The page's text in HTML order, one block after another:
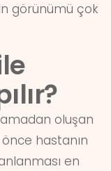
görünümü çok
oluşan
hastanın
en